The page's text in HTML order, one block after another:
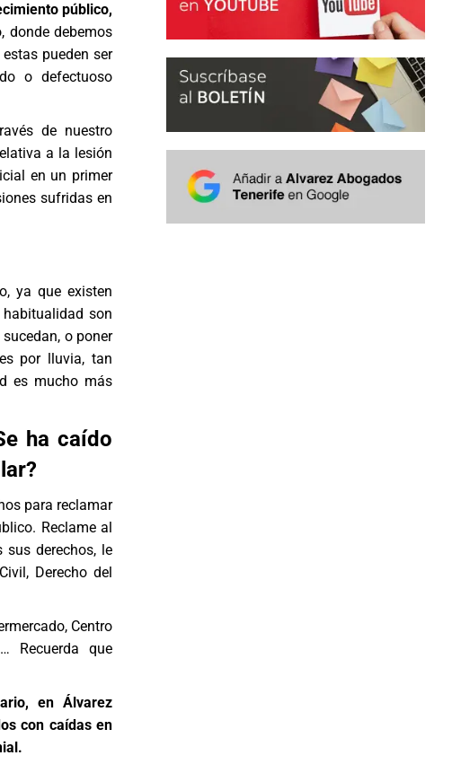
público,
donde debemos
pueden ser
o defectuoso
de nuestro
a la lesión
en un primer
sufridas en
ya que existen
son
o poner
por lluvia, tan
es mucho más
ha caído
para reclamar
Reclame al
sus derechos, le
, Derecho del
Centro
Recuerda que
en Álvarez
con caídas en